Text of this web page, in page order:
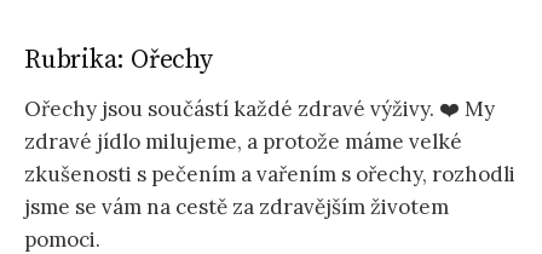
Rubrika: Ořechy
Ořechy jsou součástí každé zdravé výživy. ❤️ My
zdravé jídlo milujeme, a protože máme velké
zkušenosti s pečením a vařením s ořechy, rozhodli
jsme se vám na cestě za zdravějším životem
pomoci.